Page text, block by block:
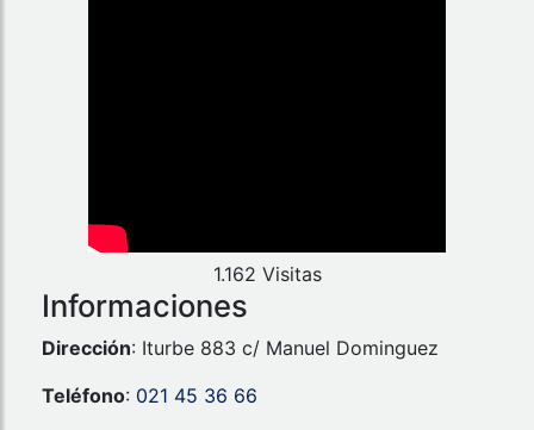
1.162 Visitas
Informaciones
Dirección: Iturbe 883 c/ Manuel Dominguez
Teléfono: 021 45 36 66